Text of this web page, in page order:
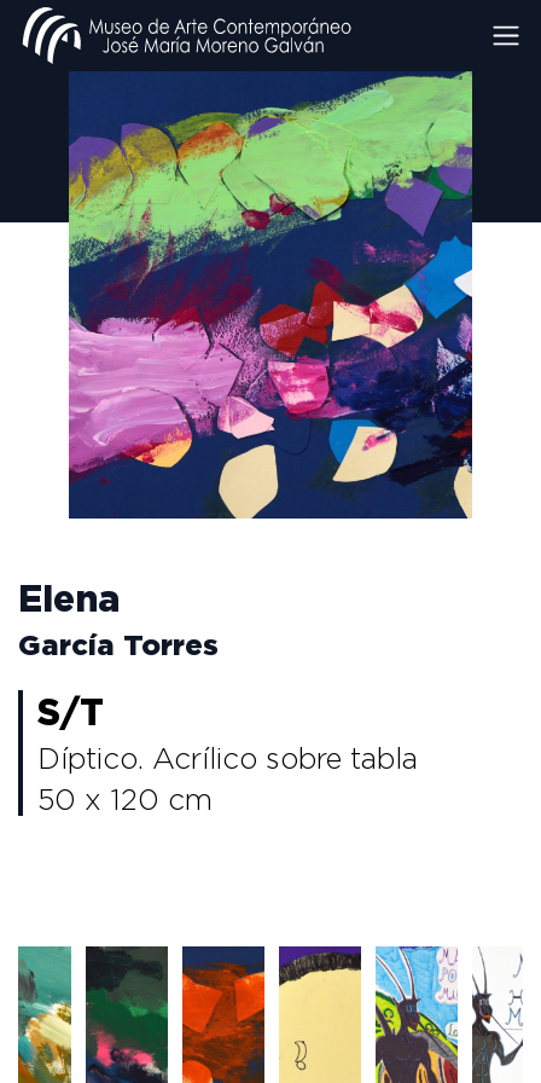
Elena
García Torres
S/T
Díptico. Acrílico sobre tabla
50 x 120 cm